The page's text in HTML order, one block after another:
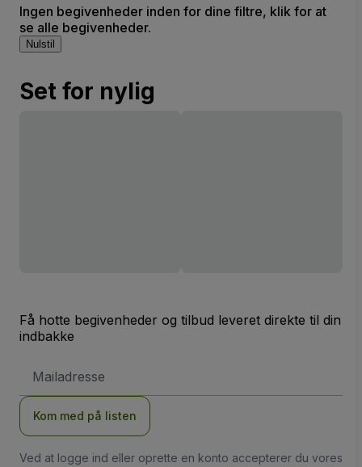
Ingen begivenheder inden for dine filtre, klik for at
se alle begivenheder.
Nulstil
Set for nylig
Få hotte begivenheder og tilbud leveret direkte til din
indbakke
adresse
Kom med på listen
Ved at logge ind eller oprette en konto accepterer du vores